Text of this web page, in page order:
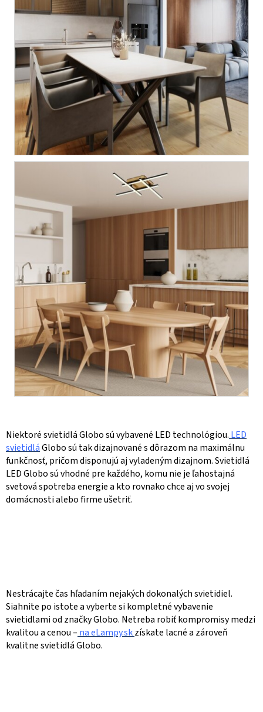
Niektoré svietidlá Globo sú vybavené LED technológiou. LED
svietidláGlobo sú tak dizajnované s dôrazom na maximálnu
funkčnosť, pričom disponujú aj vyladeným dizajnom. Svietidlá
LED Globo sú vhodné pre každého, komu nie je ľahostajná
svetová spotreba energie a kto rovnako chce aj vo svojej
domácnosti alebo firme ušetriť.
Nestrácajte čas hľadaním nejakých dokonalých svietidiel.
Siahnite po istote a vyberte si kompletné vybavenie
svietidlami od značky Globo. Netreba robiť kompromisy medzi
kvalitou a cenou – na eLampy.skzískate lacné a zároveň
kvalitne svietidlá Globo.